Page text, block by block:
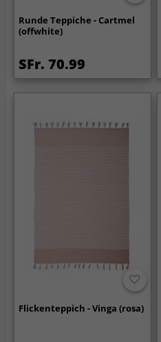
Runde Teppiche - Cartmel
(offwhite)
SFr. 70.99
Flickenteppich - Vinga (rosa)